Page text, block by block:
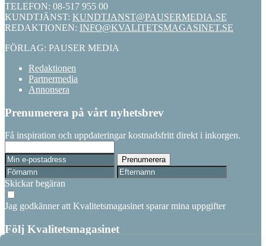
TELEFON: 08-517 955 00
KUNDTJÄNST: KUNDTJANST@PAUSERMEDIA.SE
REDAKTIONEN: INFO@KVALITETSMAGASINET.SE
FÖRLAG: PAUSER MEDIA
Redaktionen
Partnermedia
Annonsera
Prenumerera på vårt nyhetsbrev
Få inspiration och uppdateringar kostnadsfritt direkt i inkorgen.
Skickar begäran
Jag godkänner att Kvalitetsmagasinet sparar mina uppgifter
Följ Kvalitetsmagasinet